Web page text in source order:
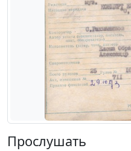
Прослушать